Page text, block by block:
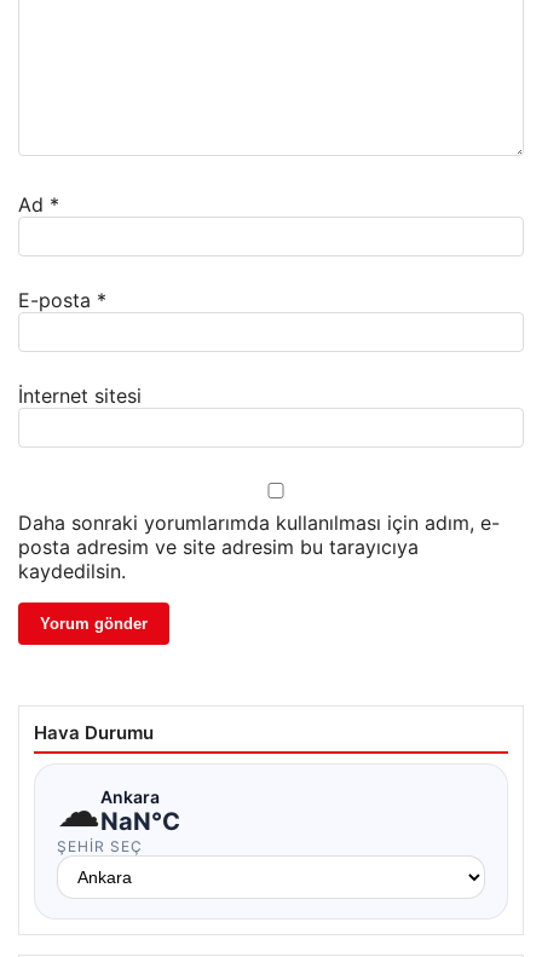
Ad *
E-posta *
İnternet sitesi
Daha sonraki yorumlarımda kullanılması için adım, e-
posta adresim ve site adresim bu tarayıcıya
kaydedilsin.
Hava Durumu
☁Ankara
NaN°C
ŞEHIR SEÇ